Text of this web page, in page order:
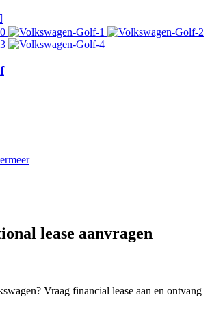
lease aanvragen
Vraag financial lease aan en ontvang